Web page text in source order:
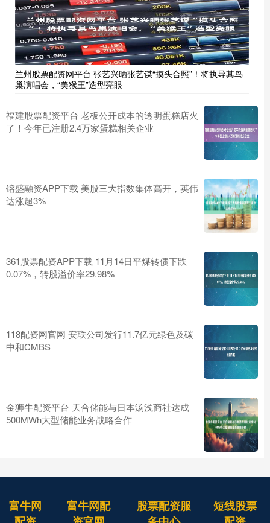
兰州股票配资网平台 张艺兴晒张艺谋“摸头合照”！将执导其鸟
巢演唱会，“美猴王”造型亮眼
福建股票配资平台 老板公开成本的透明蛋糕店火
了！今年已注册2.4万家蛋糕相关企业
镕盛融资APP下载 美股三大指数集体高开，英伟
达涨超3%
361股票配资APP下载 11月14日平煤转债下跌
0.07%，转股溢价率29.98%
118配资网官网 安联公司发行11.7亿元绿色及碳
中和CMBS
金狮牛配资平台 天合储能与日本汤浅商社达成
500MWh大型储能业务战略合作
富牛网
富牛网配
股票配资服
短线股票